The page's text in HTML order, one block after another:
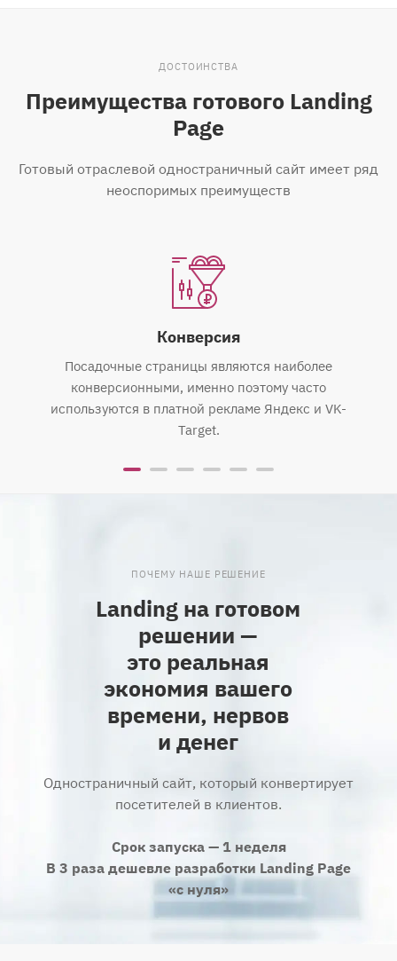
ДОСТОИНСТВА
Преимущества готового Landing
Page
Готовый отраслевой одностраничный сайт имеет ряд
неоспоримых преимуществ
Конверсия
Посадочные страницы являются наиболее
конверсионными, именно поэтому часто
используются в платной рекламе Яндекс и VK-
Target.
ПОЧЕМУ НАШЕ РЕШЕНИЕ
Landing на готовом
решении —
это реальная
экономия вашего
времени, нервов
и денег
Одностраничный сайт, который конвертирует
посетителей в клиентов.
Срок запуска — 1 неделя
В 3 раза дешевле разработки Landing Page
«с нуля»